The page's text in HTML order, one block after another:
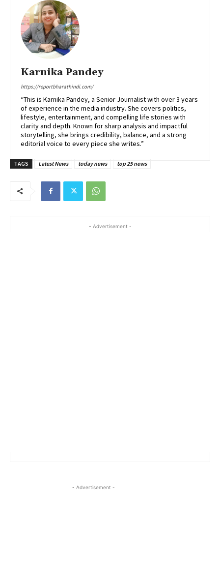
Karnika Pandey
https://reportbharathindi.com/
“This is Karnika Pandey, a Senior Journalist with over 3 years
of experience in the media industry. She covers politics,
lifestyle, entertainment, and compelling life stories with
clarity and depth. Known for sharp analysis and impactful
storytelling, she brings credibility, balance, and a strong
editorial voice to every piece she writes.”
TAGS Latest News today news top 25 news
- Advertisement -
- Advertisement -